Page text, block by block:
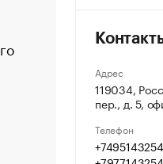
Адрес
119034,
пер., д. 5,
Телефон